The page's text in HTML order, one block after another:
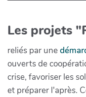
Les projets
reliés par une
ouverts de
crise, favoriser les
et préparer l'après.